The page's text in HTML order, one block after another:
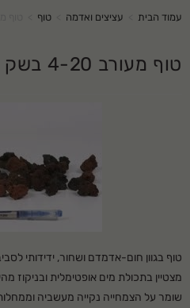
עמוד הבית עציצים ואדמה טוף
טוף מעורב 4-20 בשק 2.5 קוב
טוף בגוון חום-אדמדם ושחור, ידידותי
מצטיין בתכולת מים אופטימלית ובניקוז
שומר על הצמחייה נקייה מעשביה